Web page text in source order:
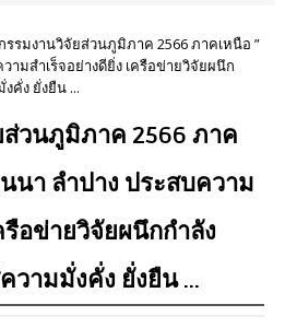
รรมงานวิจัยส่วนภูมิภาค 2566 ภาคเหนือ ”
มสำเร็จอย่างดียิ่ง เครือข่ายวิจัยผนึก
ง ยั่งยืน ...
ส่วนภูมิภาค 2566 ภาค
นา ลำปาง ประสบความ
รือข่ายวิจัยผนึกกำลัง
ามมั่งคั่ง ยั่งยืน ...